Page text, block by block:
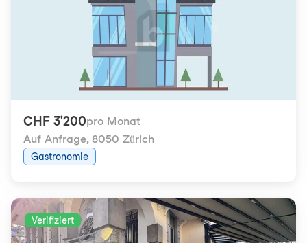
CHF 3'200pro Monat
Auf Anfrage, 8050 Zürich
Gastronomie
Verifiziert